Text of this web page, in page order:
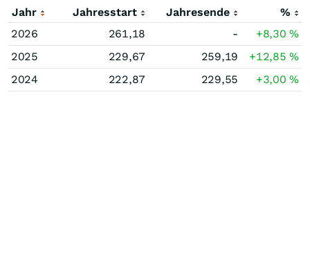
Jahr Jahresstart Jahresende
%
2026
261,18 - +8,30%
2025
229,67 259,19 +12,85%
2024
222,87 229,55 +3,00%